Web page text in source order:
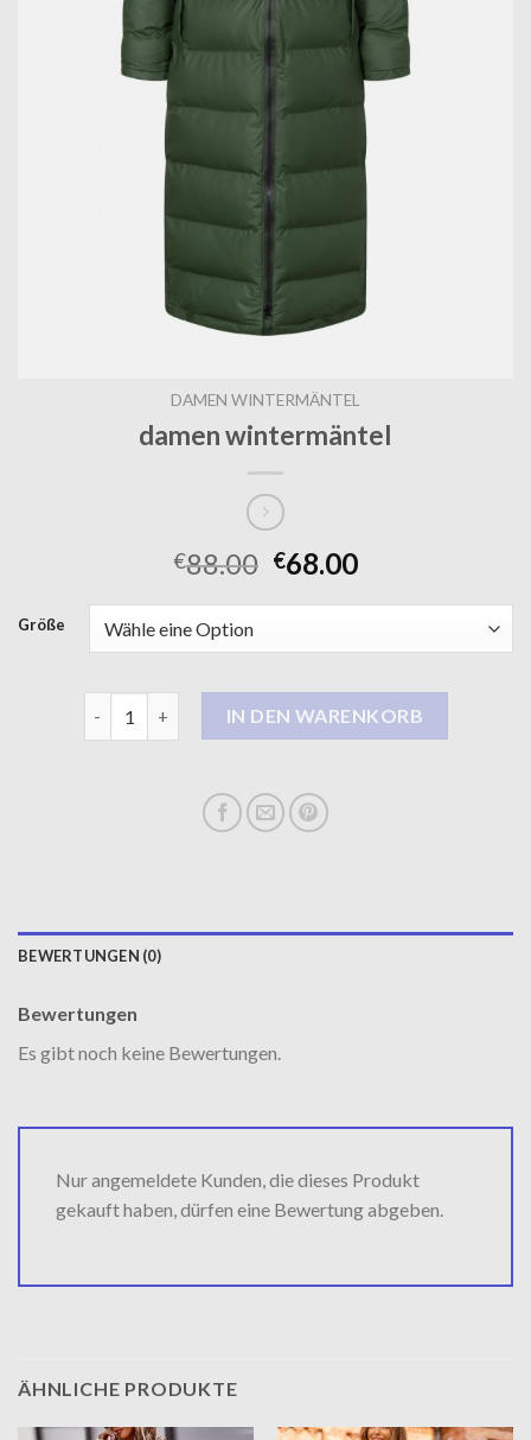
DAMEN WINTERMÄNTEL
damen wintermäntel
€88.00 €68.00
Größe
damen wintermäntel MengeIN DEN WARENKORB
BEWERTUNGEN (0)
Bewertungen
Es gibt noch keine Bewertungen.
Nur angemeldete Kunden, die dieses Produkt
gekauft haben, dürfen eine Bewertung abgeben.
ÄHNLICHE PRODUKTE